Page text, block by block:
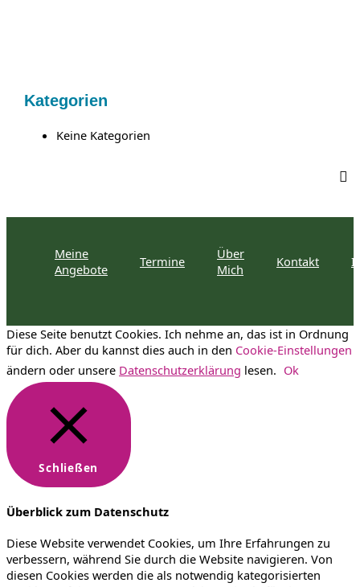
:Kategorien
Keine Kategorien
Meine
Angebote
Termine
Über
Mich
Kontakt
Diese Seite benutzt Cookies. Ich nehme an, das ist in Ordnung
für dich. Aber du kannst dies auch in den Cookie-Einstellungen
ändern oder unsere Datenschutzerklärung lesen. Ok
Schließen
Überblick zum Datenschutz
Diese Website verwendet Cookies, um Ihre Erfahrungen zu
verbessern, während Sie durch die Website navigieren. Von
diesen Cookies werden die als notwendig kategorisierten